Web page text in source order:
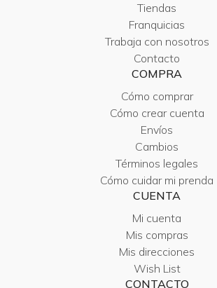
Tiendas
Franquicias
Trabaja con nosotros
Contacto
COMPRA
Cómo comprar
Cómo crear cuenta
Envíos
Cambios
Términos legales
Cómo cuidar mi prenda
CUENTA
Mi cuenta
Mis compras
Mis direcciones
Wish List
CONTACTO